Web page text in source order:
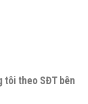
tôi theo SĐT bên